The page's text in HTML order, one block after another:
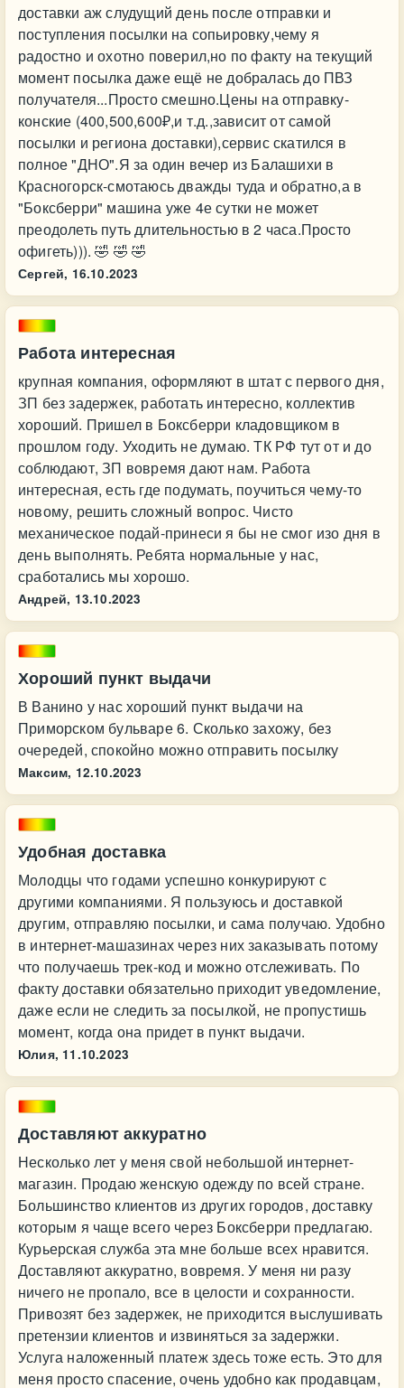
доставки аж слудущий день после отправки и
поступления посылки на сопьировку,чему я
радостно и охотно поверил,но по факту на текущий
момент посылка даже ещё не добралась до ПВЗ
получателя...Просто смешно.Цены на отправку-
конские (400,500,600₽,и т.д.,зависит от самой
посылки и региона доставки),сервис скатился в
полное "ДНО".Я за один вечер из Балашихи в
Красногорск-смотаюсь дважды туда и обратно,а в
"Боксберри" машина уже 4е сутки не может
преодолеть путь длительностью в 2 часа.Просто
офигеть))). 🤣 🤣 🤣
Сергей, 16.10.2023
Работа интересная
крупная компания, оформляют в штат с первого дня,
ЗП без задержек, работать интересно, коллектив
хороший. Пришел в Боксберри кладовщиком в
прошлом году. Уходить не думаю. ТК РФ тут от и до
соблюдают, ЗП вовремя дают нам. Работа
интересная, есть где подумать, поучиться чему-то
новому, решить сложный вопрос. Чисто
механическое подай-принеси я бы не смог изо дня в
день выполнять. Ребята нормальные у нас,
сработались мы хорошо.
Андрей, 13.10.2023
Хороший пункт выдачи
В Ванино у нас хороший пункт выдачи на
Приморском бульваре 6. Сколько захожу, без
очередей, спокойно можно отправить посылку
Максим, 12.10.2023
Удобная доставка
Молодцы что годами успешно конкурируют с
другими компаниями. Я пользуюсь и доставкой
другим, отправляю посылки, и сама получаю. Удобно
в интернет-машазинах через них заказывать потому
что получаешь трек-код и можно отслеживать. По
факту доставки обязательно приходит уведомление,
даже если не следить за посылкой, не пропустишь
момент, когда она придет в пункт выдачи.
Юлия, 11.10.2023
Доставляют аккуратно
Несколько лет у меня свой небольшой интернет-
магазин. Продаю женскую одежду по всей стране.
Большинство клиентов из других городов, доставку
которым я чаще всего через Боксберри предлагаю.
Курьерская служба эта мне больше всех нравится.
Доставляют аккуратно, вовремя. У меня ни разу
ничего не пропало, все в целости и сохранности.
Привозят без задержек, не приходится выслушивать
претензии клиентов и извиняться за задержки.
Услуга наложенный платеж здесь тоже есть. Это для
меня просто спасение, очень удобно как продавцам,